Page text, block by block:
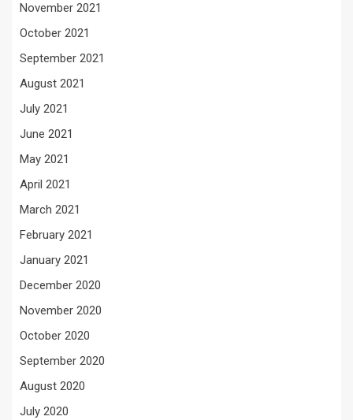
November 2021
October 2021
September 2021
August 2021
July 2021
June 2021
May 2021
April 2021
March 2021
February 2021
January 2021
December 2020
November 2020
October 2020
September 2020
August 2020
July 2020